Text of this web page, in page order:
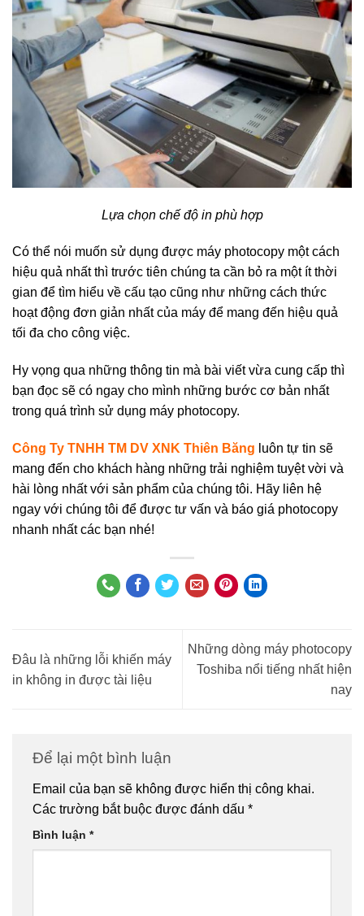
Lựa chọn chế độ in phù hợp
Có thể nói muốn sử dụng được máy photocopy một cách
hiệu quả nhất thì trước tiên chúng ta cần bỏ ra một ít thời
gian để tìm hiểu về cấu tạo cũng như những cách thức
hoạt động đơn giản nhất của máy để mang đến hiệu quả
tối đa cho công việc.
Hy vọng qua những thông tin mà bài viết vừa cung cấp thì
bạn đọc sẽ có ngay cho mình những bước cơ bản nhất
trong quá trình sử dụng máy photocopy.
Công Ty TNHH TM DV XNK Thiên Băng luôn tự tin sẽ
mang đến cho khách hàng những trải nghiệm tuyệt vời và
hài lòng nhất với sản phẩm của chúng tôi. Hãy liên hệ
ngay với chúng tôi để được tư vấn và báo giá photocopy
nhanh nhất các bạn nhé!
Đâu là những lỗi khiến máy
in không in được tài liệu
Những dòng máy photocopy
Toshiba nổi tiếng nhất hiện
nay
Để lại một bình luận
Email của bạn sẽ không được hiển thị công khai.
Các trường bắt buộc được đánh dấu *
Bình luận *